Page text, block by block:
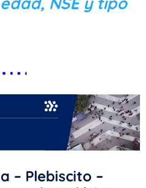
– Plebiscito –